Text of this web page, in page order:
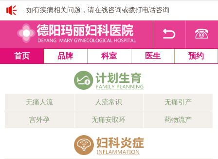
如有疾病相关问题，请在线咨询或拨打电话咨询
1 2 3 4
首页 品牌 科室 医生 预约
无痛人流 人流常识 无痛引产
宫外孕 无痛安取环 药物流产